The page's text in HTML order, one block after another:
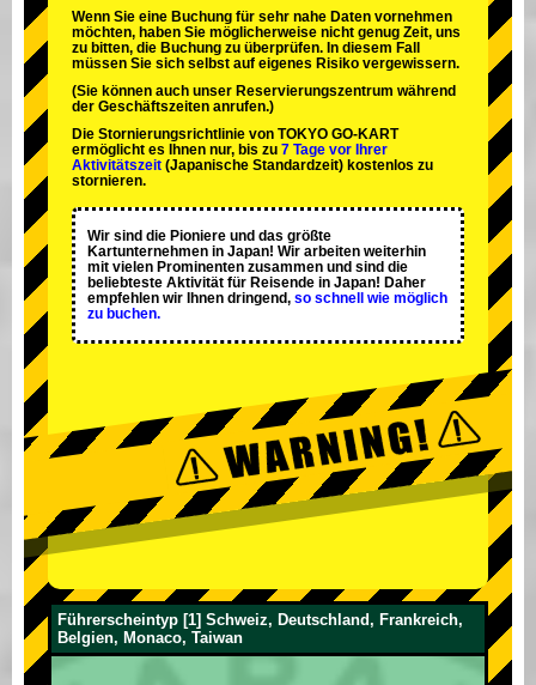
Wenn Sie eine Buchung für sehr nahe Daten vornehmen
möchten, haben Sie möglicherweise nicht genug Zeit, uns
zu bitten, die Buchung zu überprüfen. In diesem Fall
müssen Sie sich selbst auf eigenes Risiko vergewissern.
(Sie können auch unser Reservierungszentrum während
der Geschäftszeiten anrufen.)
Die Stornierungsrichtlinie von TOKYO GO-KART
ermöglicht es Ihnen nur, bis zu 7 Tage vor Ihrer
Aktivitätszeit (Japanische Standardzeit) kostenlos zu
stornieren.
Wir sind die Pioniere und das größte
Kartunternehmen in Japan! Wir arbeiten weiterhin
mit vielen Prominenten zusammen und sind die
beliebteste Aktivität für Reisende in Japan! Daher
empfehlen wir Ihnen dringend, so schnell wie möglich
zu buchen.
Führerscheintyp [1] Schweiz, Deutschland, Frankreich,
Belgien, Monaco, Taiwan